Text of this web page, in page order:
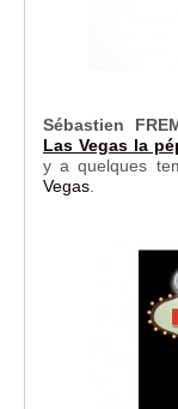
Sébastien
Las Vegas la
y a quelques
Vegas